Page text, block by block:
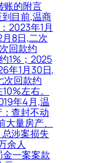
账的附言
目前,温商
2023年1月
8日,二次
回款约
1%；2025
年1月30日,
次回款约
左右。
年4月,温
查封不动
量房产、
涉案损失
余人
一案案款